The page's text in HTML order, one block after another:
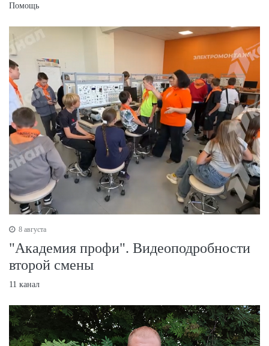
Помощь
8 августа
"Академия профи". Видеоподробности
второй смены
11 канал